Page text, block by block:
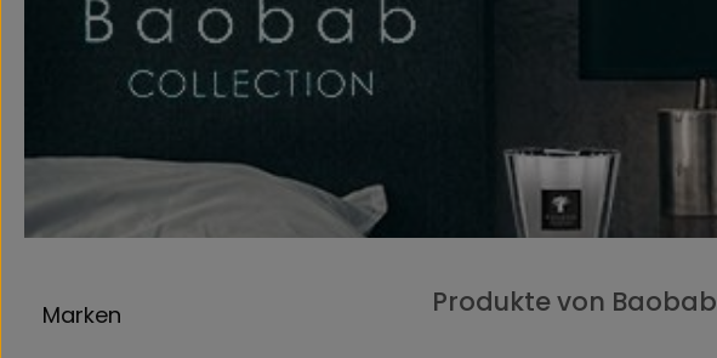
Marken
Produkte von Baobab